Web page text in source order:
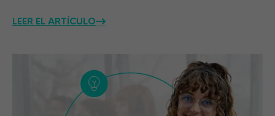
LEER EL ARTÍCULO